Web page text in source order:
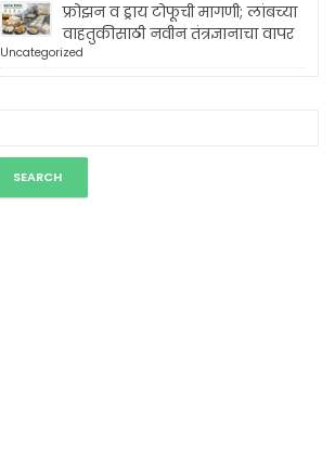
फ्रोझन व ड्राय टोफूची मागणी; लांबच्या
वाहतुकीसाठी नवीन तंत्रज्ञानाचा वापर
Uncategorized